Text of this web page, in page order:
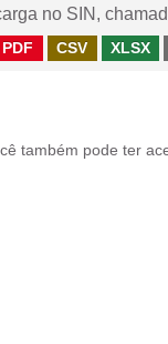
no SIN,
PDF CSV XLSX
também pode ter